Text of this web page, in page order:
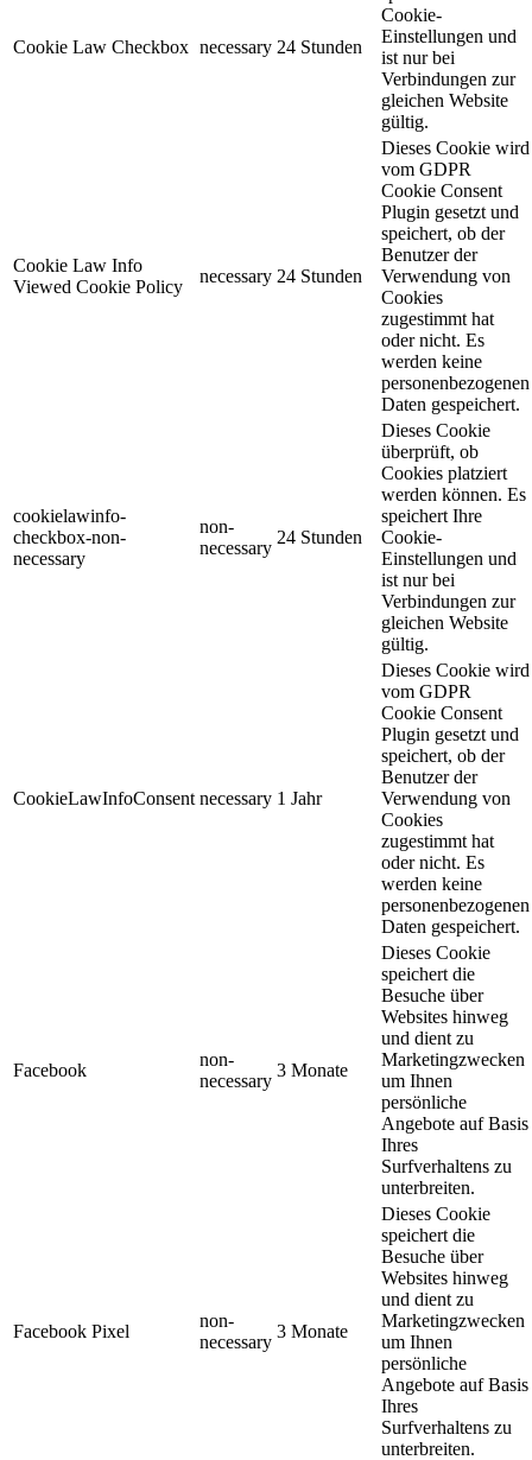
Cookie Law Checkbox necessary 24 Stunden
Cookie-
Einstellungen und
ist nur bei
Verbindungen zur
gleichen Website
gültig.
Cookie Law Info
Viewed Cookie Policy
necessary 24 Stunden
Dieses Cookie wird
vom GDPR
Cookie Consent
Plugin gesetzt und
speichert, ob der
Benutzer der
Verwendung von
Cookies
zugestimmt hat
oder nicht. Es
werden keine
personenbezogenen
Daten gespeichert.
cookielawinfo-
checkbox-non-
necessary
non-
necessary
24 Stunden
Dieses Cookie
überprüft, ob
Cookies platziert
werden können. Es
speichert Ihre
Cookie-
Einstellungen und
ist nur bei
Verbindungen zur
gleichen Website
gültig.
CookieLawInfoConsent necessary 1 Jahr
Dieses Cookie wird
vom GDPR
Cookie Consent
Plugin gesetzt und
speichert, ob der
Benutzer der
Verwendung von
Cookies
zugestimmt hat
oder nicht. Es
werden keine
personenbezogenen
Daten gespeichert.
Facebook
non-
necessary
3 Monate
Dieses Cookie
speichert die
Besuche über
Websites hinweg
und dient zu
Marketingzwecken
um Ihnen
persönliche
Angebote auf Basis
Ihres
Surfverhaltens zu
unterbreiten.
Facebook Pixel
non-
necessary
3 Monate
Dieses Cookie
speichert die
Besuche über
Websites hinweg
und dient zu
Marketingzwecken
um Ihnen
persönliche
Angebote auf Basis
Ihres
Surfverhaltens zu
unterbreiten.